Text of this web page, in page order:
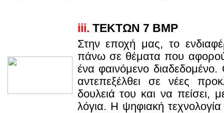
iii. ΤΕΚΤΩΝ 7 BMP
Στην εποχή μας, το
πάνω σε θέματα που αφορούν
ένα φαινόμενο διαδεδομένο.
αντεπεξέλθει σε νέες
δουλειά του και να πείσει,
λόγια. Η ψηφιακή